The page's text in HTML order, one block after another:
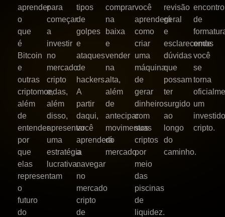
aprender
o
que
é
Bitcoin
e
outras
criptomoedas,
além
de
entender
por
que
elas
representam
o
futuro
do
para
começar
a
investir
no
mercado
cripto
e,
além
disso,
apresentar
uma
estratégia
lucrativa.
tipos
de
golpes
e
ataques
de
hackers.
A
partir
daqui,
você
aprenderá
a
navegar
no
mercado
cripto
de
comprar
na
baixa
e
vender
na
alta,
além
de
antecipar
movimentos
do
mercado.
você
aprenderá
como
criar
uma
máquina
de
gerar
dinheiro
com
suas
criptos
por
meio
das
piscinas
de
liquidez.
revisão
geral
e
esclarecemos
dúvidas
que
possam
ter
surgido
ao
longo
do
caminho.
encontro
de
onde
você
se
torna
um
cripto.